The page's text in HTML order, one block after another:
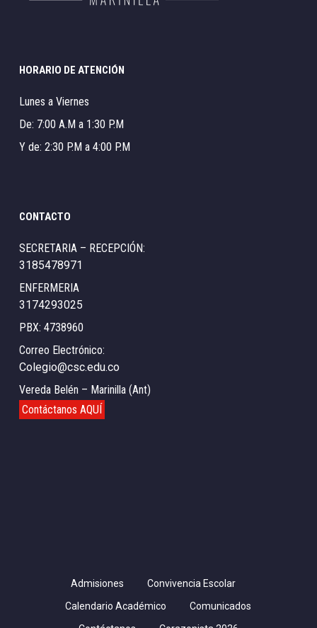
HORARIO DE ATENCIÓN
Lunes a Viernes
De: 7:00 A.M a 1:30 P.M
Y de: 2:30 P.M a 4:00 P.M
CONTACTO
SECRETARIA – RECEPCIÓN:
3185478971
ENFERMERIA
3174293025
PBX: 4738960
Correo Electrónico:
Colegio@csc.edu.co
Vereda Belén – Marinilla (Ant)
Contáctanos AQUÍ
Admisiones
Convivencia Escolar
Calendario Académico
Comunicados